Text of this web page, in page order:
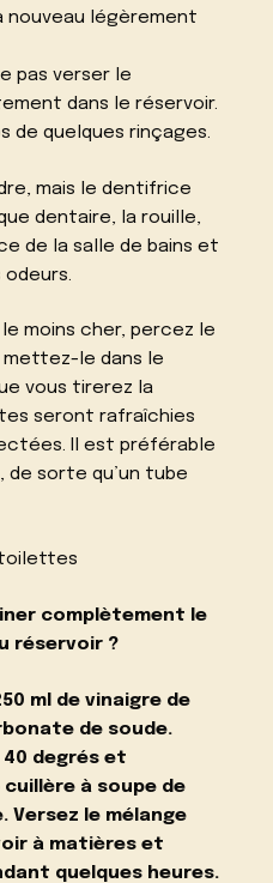
nouveau légèrement
pas verser le
dans le réservoir.
de quelques rinçages.
mais le dentifrice
dentaire, la rouille,
de la salle de bains et
odeurs.
moins cher, percez le
le dans le
vous tirerez la
seront rafraîchies
Il est préférable
sorte qu’un tube
complètement le
réservoir ?
ml de vinaigre de
de soude.
degrés et
à soupe de
Versez le mélange
à matières et
quelques heures.